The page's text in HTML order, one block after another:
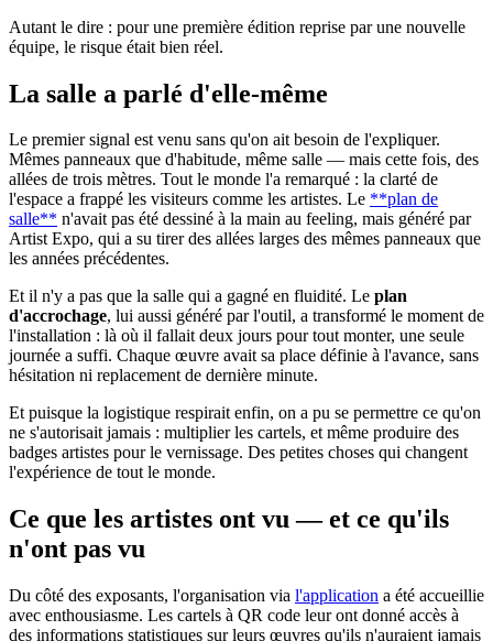
Autant le dire : pour une première édition reprise par une nouvelle
équipe, le risque était bien réel.
La salle a parlé d'elle-même
Le premier signal est venu sans qu'on ait besoin de l'expliquer.
Mêmes panneaux que d'habitude, même salle — mais cette fois, des
allées de trois mètres. Tout le monde l'a remarqué : la clarté de
l'espace a frappé les visiteurs comme les artistes. Le **plan de
salle** n'avait pas été dessiné à la main au feeling, mais généré par
Artist Expo, qui a su tirer des allées larges des mêmes panneaux que
les années précédentes.
Et il n'y a pas que la salle qui a gagné en fluidité. Le plan
d'accrochage, lui aussi généré par l'outil, a transformé le moment de
l'installation : là où il fallait deux jours pour tout monter, une seule
journée a suffi. Chaque œuvre avait sa place définie à l'avance, sans
hésitation ni replacement de dernière minute.
Et puisque la logistique respirait enfin, on a pu se permettre ce qu'on
ne s'autorisait jamais : multiplier les cartels, et même produire des
badges artistes pour le vernissage. Des petites choses qui changent
l'expérience de tout le monde.
Ce que les artistes ont vu — et ce qu'ils
n'ont pas vu
Du côté des exposants, l'organisation via l'application a été accueillie
avec enthousiasme. Les cartels à QR code leur ont donné accès à
des informations statistiques sur leurs œuvres qu'ils n'auraient jamais